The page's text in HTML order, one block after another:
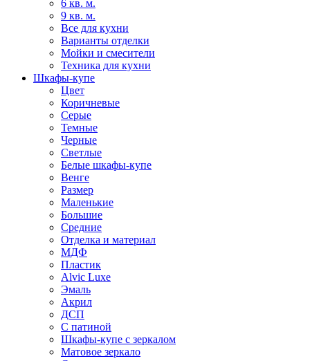
6 кв. м.
9 кв. м.
Все для кухни
Варианты отделки
Мойки и смесители
Техника для кухни
Шкафы-купе
Цвет
Коричневые
Серые
Темные
Черные
Светлые
Белые шкафы-купе
Венге
Размер
Маленькие
Большие
Средние
Отделка и материал
МДФ
Пластик
Alvic Luxe
Эмаль
Акрил
ДСП
С патиной
Шкафы-купе с зеркалом
Матовое зеркало